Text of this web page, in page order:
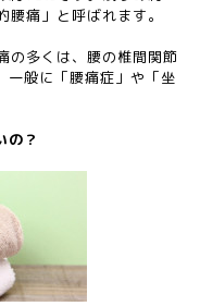
痛」と呼ばれます。
の多くは、腰の椎間関節
一般に「腰痛症」や「坐
の？